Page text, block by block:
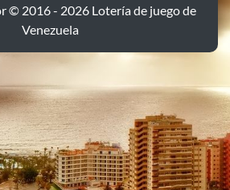
© 2016 - 2026 Lotería de juego de
Venezuela